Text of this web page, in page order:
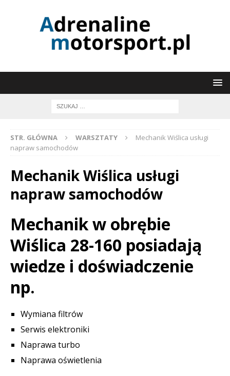
STR. GŁÓWNA WARSZTATY
Mechanik Wiślica usługi
napraw samochodów
Mechanik Wiślica usługi
napraw samochodów
Mechanik w obrębie
Wiślica 28-160 posiadają
wiedze i doświadczenie
np.
Wymiana filtrów
Serwis elektroniki
Naprawa turbo
Naprawa oświetlenia